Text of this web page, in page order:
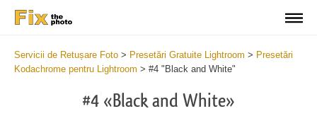
Servicii de Retușare Foto > Presetări Gratuite Lightroom > Presetări
Kodachrome pentru Lightroom > #4 "Black and White"
#4 «Black and White»